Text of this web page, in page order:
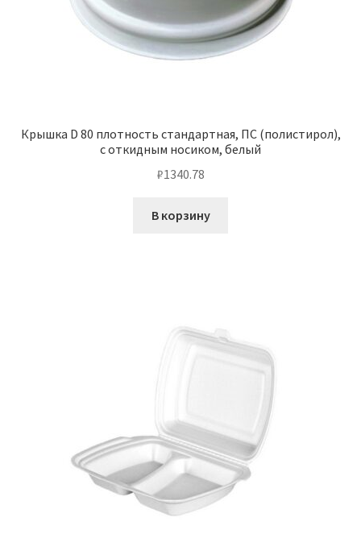
Крышка D 80 плотность стандартная, ПС (полистирол),
с откидным носиком, белый
₽1340.78
В корзину